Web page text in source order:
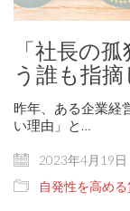
「社長の
う誰も指
昨年、ある企業経
い理由」と…
2023年4月19日
自発性を高め